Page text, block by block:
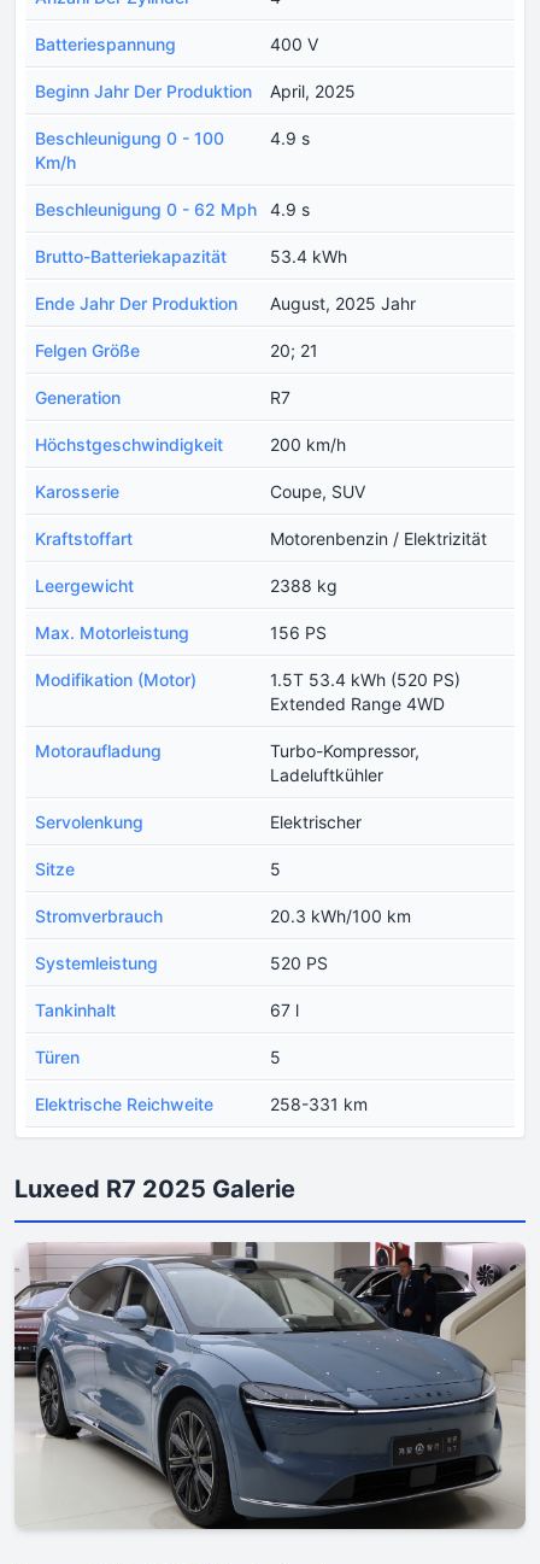
Batteriespannung 400 V
Beginn Jahr Der Produktion April, 2025
Beschleunigung 0 - 100
Km/h
4.9 s
Beschleunigung 0 - 62 Mph 4.9 s
Brutto-Batteriekapazität 53.4 kWh
Ende Jahr Der Produktion August, 2025 Jahr
Felgen Größe 20; 21
Generation R7
Höchstgeschwindigkeit 200 km/h
Karosserie Coupe, SUV
Kraftstoffart Motorenbenzin / Elektrizität
Leergewicht 2388 kg
Max. Motorleistung 156 PS
Modifikation (Motor)
1.5T 53.4 kWh (520 PS)
Extended Range 4WD
Motoraufladung
Turbo-Kompressor,
Ladeluftkühler
Servolenkung Elektrischer
Sitze 5
Stromverbrauch 20.3 kWh/100 km
Systemleistung 520 PS
Tankinhalt 67 l
Türen 5
Еlektrische Reichweite 258-331 km
Luxeed R7 2025 Galerie